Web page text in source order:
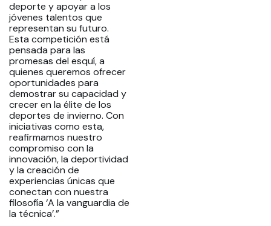
deporte y apoyar a los
jóvenes talentos que
representan su futuro.
Esta competición está
pensada para las
promesas del esquí, a
quienes queremos ofrecer
oportunidades para
demostrar su capacidad y
crecer en la élite de los
deportes de invierno. Con
iniciativas como esta,
reafirmamos nuestro
compromiso con la
innovación, la deportividad
y la creación de
experiencias únicas que
conectan con nuestra
filosofía ‘A la vanguardia de
la técnica’.”